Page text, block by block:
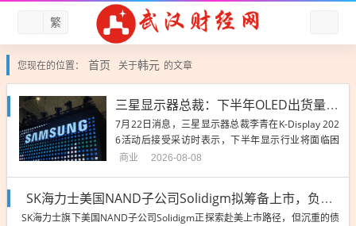
繁
您现在的位置： 首页 关于韩元 的文章
三星显示器总裁：下半年OLED出货量下降！但折叠OLED有优势
7月22日消息，三星显示器总裁李青在K-Display 202
6活动后接受采访时表示，下半年显示行业将面临困
难，但三星在折叠OLED市场有技术优势。 李青指
商业 2026-08-08
SK海力士美国NAND子公司Solidigm拟筹备上市，负债率4484%是硬伤
SK海力士旗下美国NAND子公司Solidigm正探索赴美上市路径，但沉重的债